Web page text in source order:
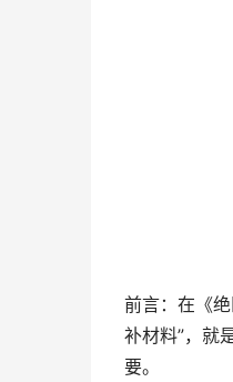
前言：在《
补材料”，就
要。